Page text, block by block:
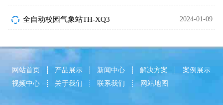
全自动校园气象站TH-XQ3 2024-01-09
网站首页 产品展示 新闻中心 解决方案
案例展示
视频中心
关于我们 联系我们 网站地图